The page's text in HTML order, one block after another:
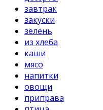
завтрак
закуски
зелень
из хлеба
каши
мясо
напитки
овощи
приправа